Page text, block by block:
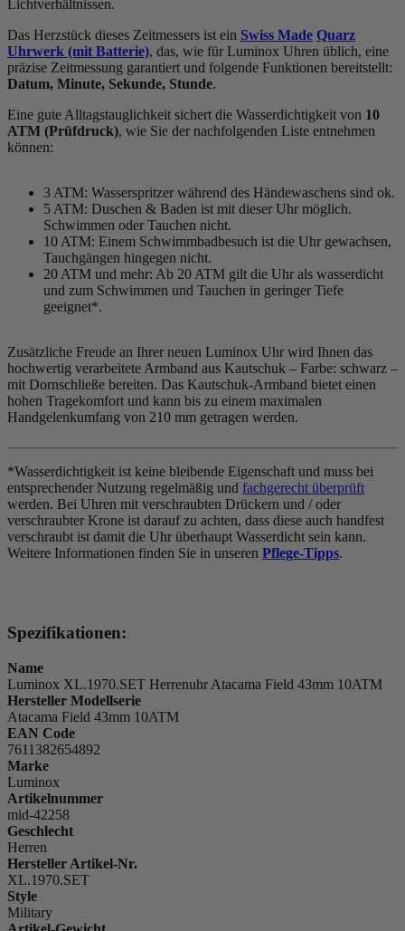
Lichtverhältnissen.
Das Herzstück dieses Zeitmessers ist ein Swiss Made Quarz
Uhrwerk (mit Batterie), das, wie für Luminox Uhren üblich, eine
präzise Zeitmessung garantiert und folgende Funktionen bereitstellt:
Datum, Minute, Sekunde, Stunde.
Eine gute Alltagstauglichkeit sichert die Wasserdichtigkeit von 10
ATM (Prüfdruck), wie Sie der nachfolgenden Liste entnehmen
können:
3 ATM: Wasserspritzer während des Händewaschens sind ok.
5 ATM: Duschen & Baden ist mit dieser Uhr möglich.
Schwimmen oder Tauchen nicht.
10 ATM: Einem Schwimmbadbesuch ist die Uhr gewachsen,
Tauchgängen hingegen nicht.
20 ATM und mehr: Ab 20 ATM gilt die Uhr als wasserdicht
und zum Schwimmen und Tauchen in geringer Tiefe
geeignet*.
Zusätzliche Freude an Ihrer neuen Luminox Uhr wird Ihnen das
hochwertig verarbeitete Armband aus Kautschuk – Farbe: schwarz –
mit Dornschließe bereiten. Das Kautschuk-Armband bietet einen
hohen Tragekomfort und kann bis zu einem maximalen
Handgelenkumfang von 210 mm getragen werden.
*Wasserdichtigkeit ist keine bleibende Eigenschaft und muss bei
entsprechender Nutzung regelmäßig und fachgerecht überprüft
werden. Bei Uhren mit verschraubten Drückern und / oder
verschraubter Krone ist darauf zu achten, dass diese auch handfest
verschraubt ist damit die Uhr überhaupt Wasserdicht sein kann.
Weitere Informationen finden Sie in unseren Pflege-Tipps.
Spezifikationen:
Name
Luminox XL.1970.SET Herrenuhr Atacama Field 43mm 10ATM
Hersteller Modellserie
Atacama Field 43mm 10ATM
EAN Code
7611382654892
Marke
Luminox
Artikelnummer
mid-42258
Geschlecht
Herren
Hersteller Artikel-Nr.
XL.1970.SET
Style
Military